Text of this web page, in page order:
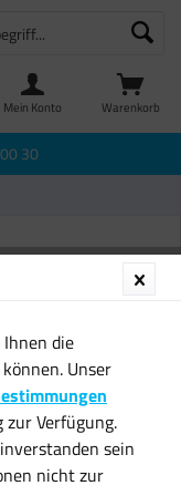
Warenkorb
Mein Konto
30
die
Unser
Verfügung.
sein
nicht zur